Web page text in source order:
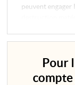
peuvent
Pour